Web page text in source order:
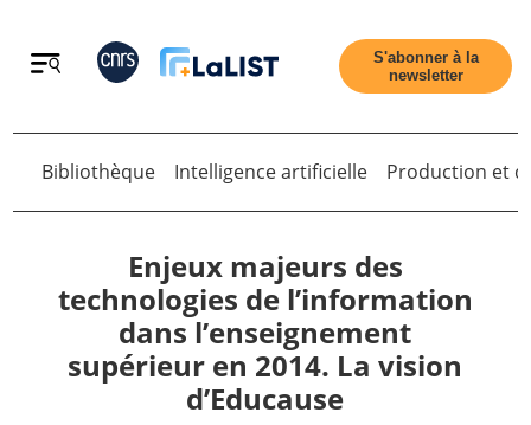
Retour
S'abonner à la
newsletter
Retour
Bibliothèque Intelligence artificielle Production et
Enjeux majeurs des
technologies de l’information
dans l’enseignement
supérieur en 2014. La vision
d’Educause